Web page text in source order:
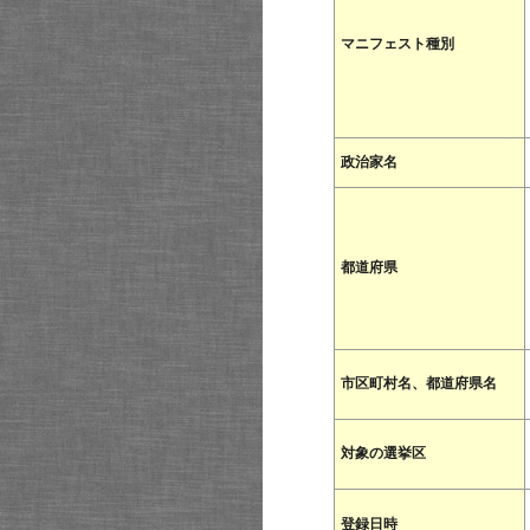
マニフェスト種別
政治家名
都道府県
市区町村名、都道府県名
対象の選挙区
登録日時